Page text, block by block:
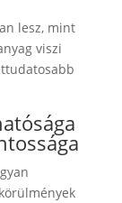
lesz, mint
viszi